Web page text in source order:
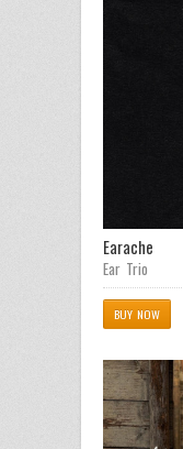
Earache
Ear Trio
BUY NOW